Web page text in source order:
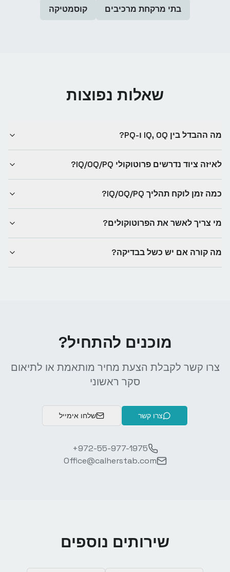
בתי מרקחת מרכיבים
קוסמטיקה
שאלות נפוצות
מה ההבדל בין IQ, OQ ו-PQ?
לאיזה ציוד נדרשים פרוטוקולי IQ/OQ/PQ?
כמה זמן לוקח תהליך IQ/OQ/PQ?
מי צריך לאשר את הפרוטוקולים?
מה קורה אם יש כשל בבדיקה?
מוכנים להתחיל?
צרו קשר לקבלת הצעת מחיר מותאמת או לתיאום
סקר ראשוני
צרו קשר שלחו אימייל
+972-55-977-1975
Office@calherstab.com
שירותים נוספים